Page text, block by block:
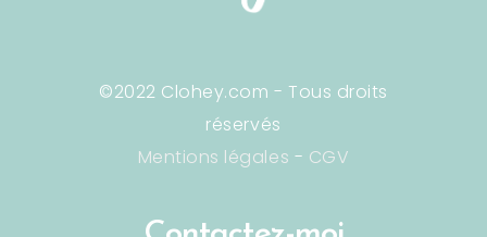
©2022 Clohey.com - Tous droits
réservés
Mentions légales - CGV